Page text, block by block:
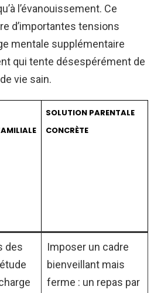
l’évanouissement. Ce
d’importantes tensions
mentale supplémentaire
qui tente désespérément de
vie sain.
SOLUTION PARENTALE
CONCRÈTE
des
Imposer un cadre
bienveillant mais
ferme : un repas par